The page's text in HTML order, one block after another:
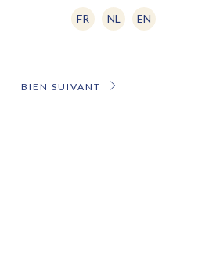
FR NL EN
BIEN SUIVANT